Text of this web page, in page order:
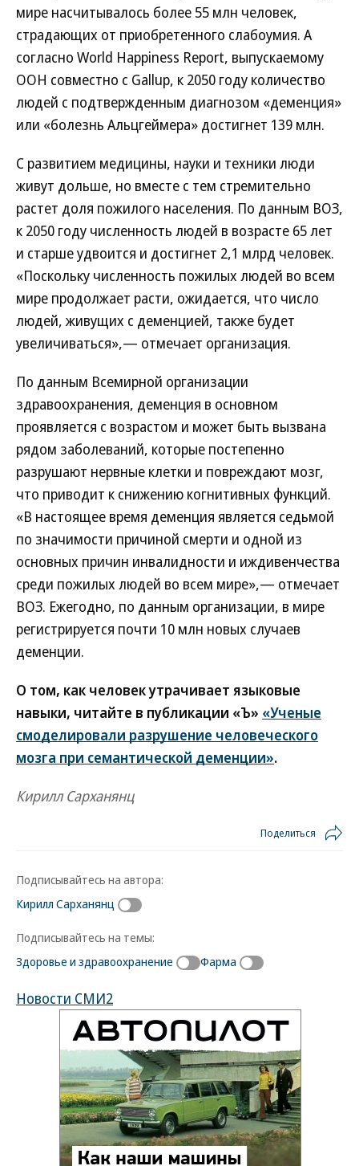
мире насчитывалось более 55 млн человек,
страдающих от приобретенного слабоумия. А
согласно World Happiness Report, выпускаемому
ООН совместно с Gallup, к 2050 году количество
людей с подтвержденным диагнозом «деменция»
или «болезнь Альцгеймера» достигнет 139 млн.
С развитием медицины, науки и техники люди
живут дольше, но вместе с тем стремительно
растет доля пожилого населения. По данным ВОЗ,
к 2050 году численность людей в возрасте 65 лет
и старше удвоится и достигнет 2,1 млрд человек.
«Поскольку численность пожилых людей во всем
мире продолжает расти, ожидается, что число
людей, живущих с деменцией, также будет
увеличиваться»,— отмечает организация.
По данным Всемирной организации
здравоохранения, деменция в основном
проявляется с возрастом и может быть вызвана
рядом заболеваний, которые постепенно
разрушают нервные клетки и повреждают мозг,
что приводит к снижению когнитивных функций.
«В настоящее время деменция является седьмой
по значимости причиной смерти и одной из
основных причин инвалидности и иждивенчества
среди пожилых людей во всем мире»,— отмечает
ВОЗ. Ежегодно, по данным организации, в мире
регистрируется почти 10 млн новых случаев
деменции.
О том, как человек утрачивает языковые
навыки, читайте в публикации «Ъ» «Ученые
смоделировали разрушение человеческого
мозга при семантической деменции».
Кирилл Сарханянц
Поделиться
Подписывайтесь на автора:
Кирилл Сарханянц
Подписывайтесь на темы:
Здоровье и здравоохранение
Фарма
Новости СМИ2